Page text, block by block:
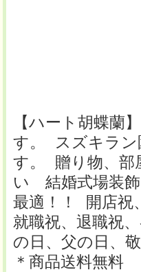
【ハート胡蝶蘭
す。 スズキラン
す。 贈り物、
い 結婚式場装
最適！！ 開店祝
就職祝、退職祝
の日、父の日、
＊商品送料無料